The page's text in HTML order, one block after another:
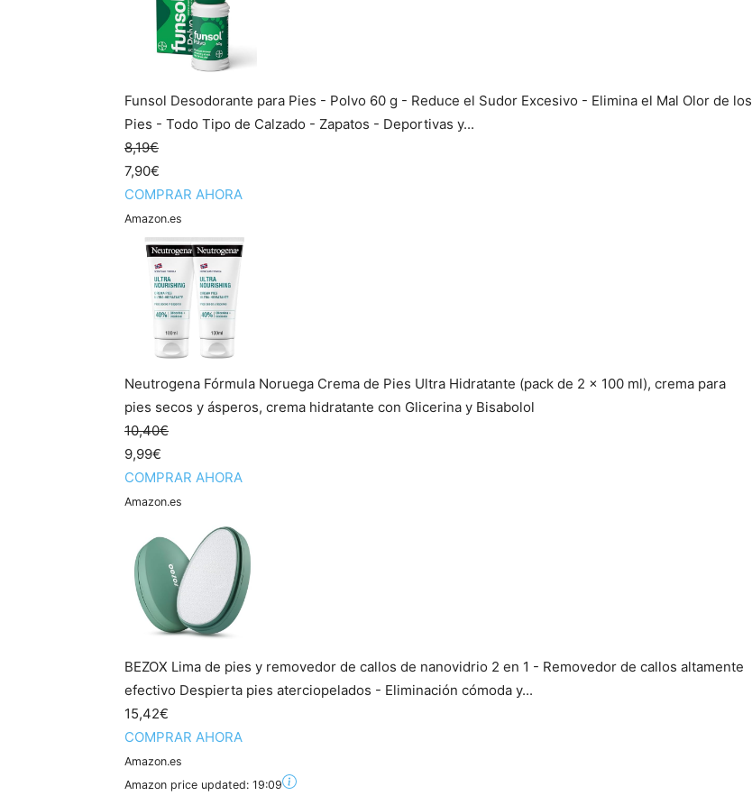
Funsol Desodorante para Pies - Polvo 60 g - Reduce el Sudor Excesivo - Elimina el Mal Olor de los
Pies - Todo Tipo de Calzado - Zapatos - Deportivas y...
8,19€
7,90€
COMPRAR AHORA
Amazon.es
Neutrogena Fórmula Noruega Crema de Pies Ultra Hidratante (pack de 2 x 100 ml), crema para
pies secos y ásperos, crema hidratante con Glicerina y Bisabolol
10,40€
9,99€
COMPRAR AHORA
Amazon.es
BEZOX Lima de pies y removedor de callos de nanovidrio 2 en 1 - Removedor de callos altamente
efectivo Despierta pies aterciopelados - Eliminación cómoda y...
15,42€
COMPRAR AHORA
Amazon.es
Amazon price updated: 19:09